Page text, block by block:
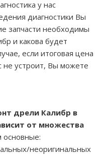
у нас
диагностики Вы
запчасти необходимы
и какова будет
если итоговая цена
не устроит, Вы можете
дрели Калибр в
от множества
основные:
неоригинальных